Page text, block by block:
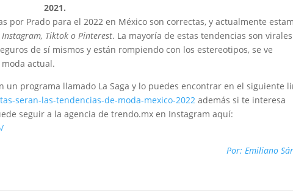
2021.
por Prado para el 2022 en México son correctas, y actualmente
Instagram, Tiktok o Pinterest. La mayoría de estas tendencias son virales
de sí mismos y están rompiendo con los estereotipos, se ve
actual.
un programa llamado La Saga y lo puedes encontrar en el siguiente
seran-las-tendencias-de-moda-mexico-2022 además si te interesa
seguir a la agencia de trendo.mx en Instagram aquí:
Por: Emiliano